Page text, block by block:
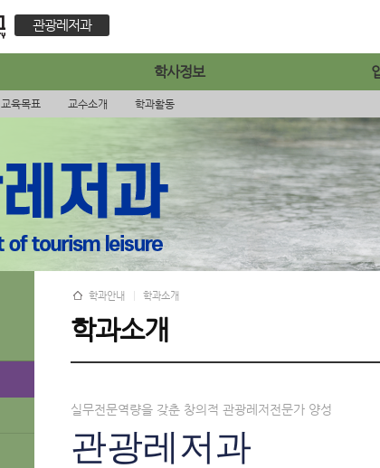
관광레저과
교육목표 교수소개 학과활동
학사정보
학과안내 학과소개
학과소개
실무전문역량을 갖춘 창의적 관광레저전문가 양성
관광레저과